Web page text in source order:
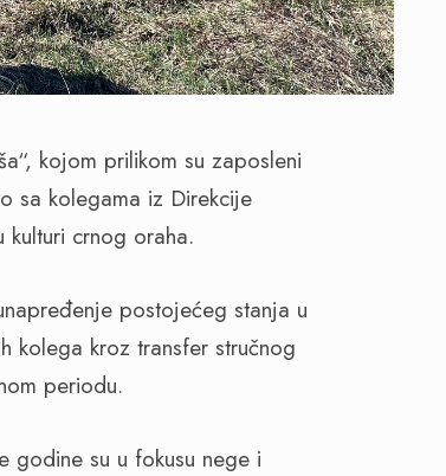
kojom prilikom su zaposleni
sa kolegama iz Direkcije
crnog oraha.
postojećeg stanja u
kolega kroz transfer stručnog
periodu.
godine su u fokusu nege i